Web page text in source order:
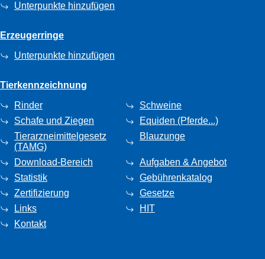
Unterpunkte hinzufügen
Erzeugerringe
Unterpunkte hinzufügen
Tierkennzeichnung
Rinder
Schweine
Schafe und Ziegen
Equiden (Pferde...)
Tierarzneimittelgesetz
(TAMG)
Blauzunge
Download-Bereich
Aufgaben & Angebot
Statistik
Gebührenkatalog
Zertifizierung
Gesetze
Links
HIT
Kontakt